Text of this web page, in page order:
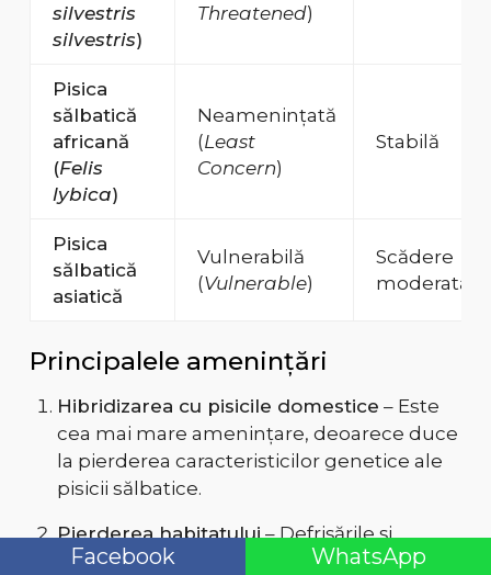
silvestris
silvestris)
Threatened)
Pisica
sălbatică
africană
(Felis
lybica)
Neamenințată
(Least
Concern)
Stabilă
Pisica
sălbatică
asiatică
Vulnerabilă
(Vulnerable)
Scădere
moderată
Principalele amenințări
Hibridizarea cu pisicile domestice – Este
cea mai mare amenințare, deoarece duce
la pierderea caracteristicilor genetice ale
pisicii sălbatice.
Pierderea habitatului– Defrișările și
extinderea așezărilor umane reduc
Facebook WhatsApp